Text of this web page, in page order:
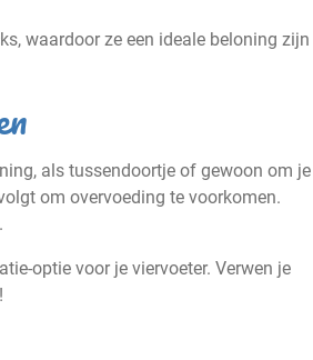
waardoor ze een ideale beloning zijn
als tussendoortje of gewoon om je
om overvoeding te voorkomen.
optie voor je viervoeter. Verwen je